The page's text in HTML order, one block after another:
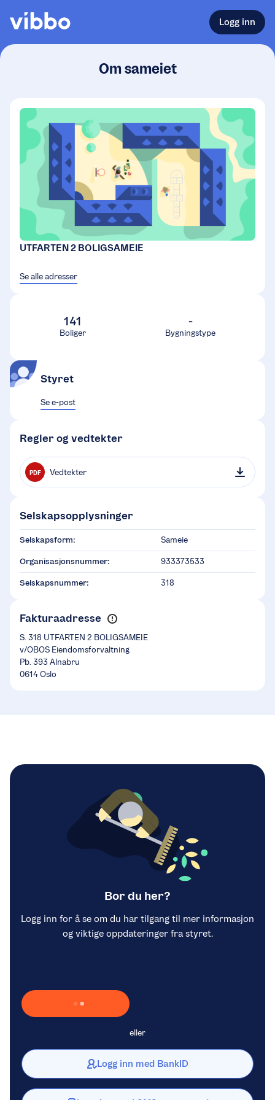
Logg inn
Om sameiet
UTFARTEN 2 BOLIGSAMEIE
Se alle adresser
141
Boliger
-
Bygningstype
Styret
Se e-post
Regler og vedtekter
PDF Vedtekter
Selskapsopplysninger
Selskapsform: Sameie
Organisasjonsnummer: 933373533
Selskapsnummer: 318
Fakturaadresse
S. 318 UTFARTEN 2 BOLIGSAMEIE
v/OBOS Eiendomsforvaltning
Pb. 393 Alnabru
0614 Oslo
Bor du her?
Logg inn for å se om du har tilgang til mer informasjon
og viktige oppdateringer fra styret.
Laster inn Vipps …
eller
Logg inn med BankID